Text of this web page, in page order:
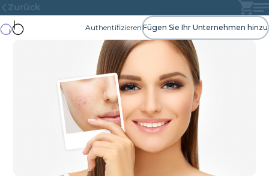
Zurück
Authentifizieren Fügen Sie Ihr Unternehmen hinzu